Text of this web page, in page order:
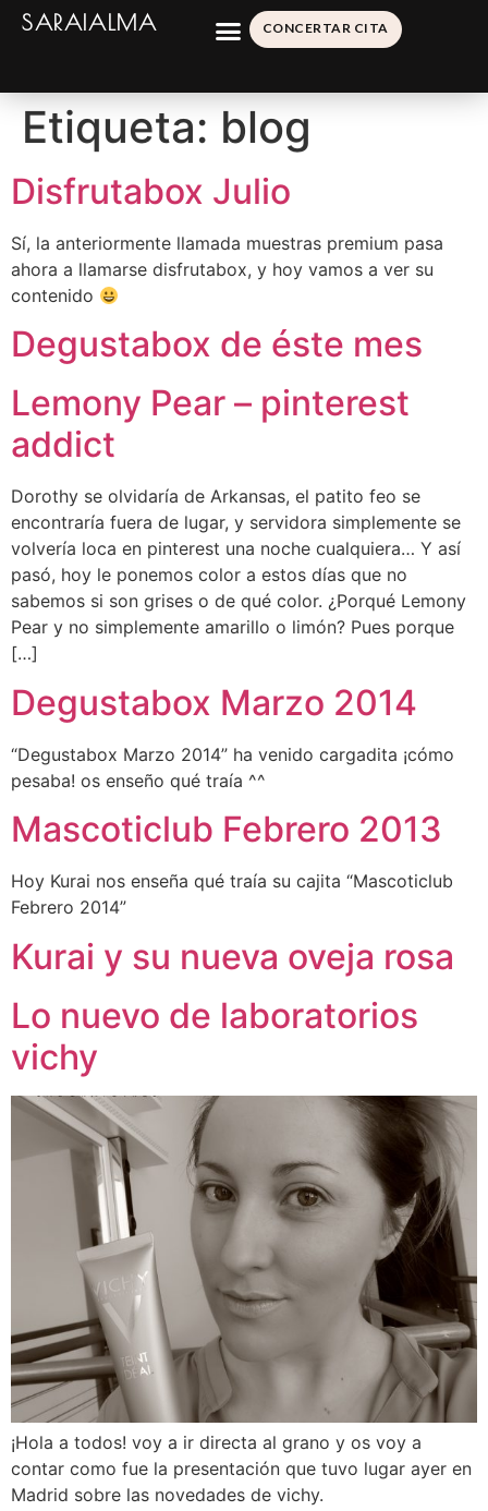
SARAIALMA CONCERTAR CITA
Etiqueta: blog
Disfrutabox Julio
Sí, la anteriormente llamada muestras premium pasa
ahora a llamarse disfrutabox, y hoy vamos a ver su
contenido
Degustabox de éste mes
Lemony Pear – pinterest
addict
Dorothy se olvidaría de Arkansas, el patito feo se
encontraría fuera de lugar, y servidora simplemente se
volvería loca en pinterest una noche cualquiera… Y así
pasó, hoy le ponemos color a estos días que no
sabemos si son grises o de qué color. ¿Porqué Lemony
Pear y no simplemente amarillo o limón? Pues porque
[…]
Degustabox Marzo 2014
“Degustabox Marzo 2014” ha venido cargadita ¡cómo
pesaba! os enseño qué traía ^^
Mascoticlub Febrero 2013
Hoy Kurai nos enseña qué traía su cajita “Mascoticlub
Febrero 2014”
Kurai y su nueva oveja rosa
Lo nuevo de laboratorios
vichy
¡Hola a todos! voy a ir directa al grano y os voy a
contar como fue la presentación que tuvo lugar ayer en
Madrid sobre las novedades de vichy.